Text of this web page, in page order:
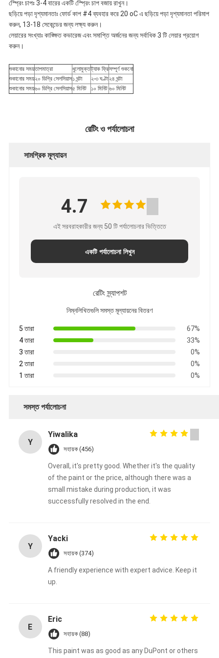
স্প্রেিং চাপঃ 3-4 বারের একটি স্প্রেিং চাপ বজায় রাখুন।
ছড়িয়ে পড়া দৃশ্যমানতাঃ ফোর্ড কাপ #4 ব্যবহার করে 20 oC এ ছড়িয়ে পড়া দৃশ্যমানতা পরিমাপ
করুন, 13-18 সেকেন্ডের জন্য লক্ষ্য করুন।
লেয়ারের সংখ্যাঃ কাঙ্ক্ষিত কভারেজ এবং সমাপ্তি অর্জনের জন্য সর্বাধিক 3 টি লেয়ার প্রয়োগ
করুন।
শুকানোর সময়তাপমাত্রা ধুলোমুক্তট্যাক ফ্রিসম্পূর্ণ শুকনো
শুকানোর সময়২০ ডিগ্রি সেলসিয়াস১ ঘন্টা ২-৩ ঘণ্টা২৪ ঘন্টা
শুকানোর সময়৬০ ডিগ্রি সেলসিয়াস৫ মিনিট ১০ মিনিট ৬০ মিনিট
রেটিং ও পর্যালোচনা
সামগ্রিক মূল্যায়ন
4.7
এই সরবরাহকারীর জন্য 50 টি পর্যালোচনার ভিত্তিতে
একটি পর্যালোচনা লিখুন
রেটিং স্ন্যাপশট
নিম্নলিখিতগুলি সমস্ত মূল্যায়নের বিতরণ
5 তারা
67%
4 তারা
33%
3 তারা
0%
2 তারা
0%
1 তারা
0%
সমস্ত পর্যালোচনা
Y
Yiwalika
সহায়ক (456)
Overall, it's pretty good. Whether it's the quality
of the paint or the price, although there was a
small mistake during production, it was
successfully resolved in the end.
Y
Yacki
সহায়ক (374)
A friendly experience with expert advice. Keep it
up.
E
Eric
সহায়ক (88)
This paint was as good as any DuPont or others